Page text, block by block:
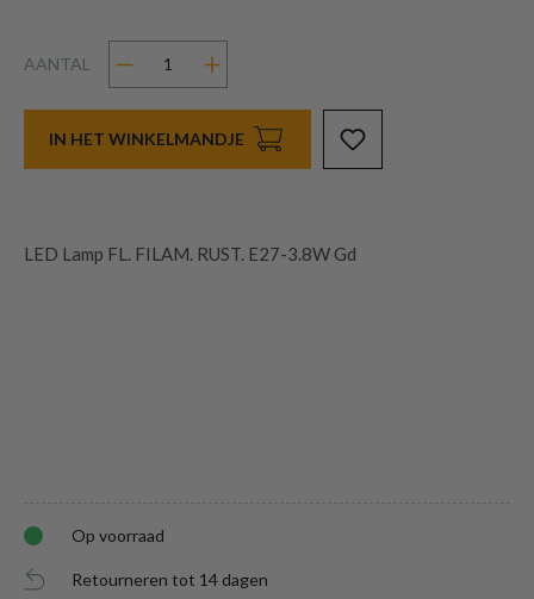
AANTAL
IN HET WINKELMANDJE
LED Lamp FL. FILAM. RUST. E27-3.8W Gd
Op voorraad
Retourneren tot 14 dagen